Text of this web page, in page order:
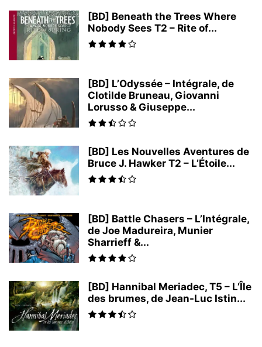
[BD] Beneath the Trees Where
Nobody Sees T2 – Rite of...
[BD] L’Odyssée – Intégrale, de
Clotilde Bruneau, Giovanni
Lorusso & Giuseppe...
[BD] Les Nouvelles Aventures de
Bruce J. Hawker T2 – L’Étoile...
[BD] Battle Chasers – L’Intégrale,
de Joe Madureira, Munier
Sharrieff &...
[BD] Hannibal Meriadec, T5 – L’Île
des brumes, de Jean-Luc Istin...